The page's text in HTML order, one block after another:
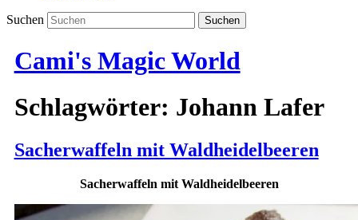
Suchen
Cami's Magic World
Schlagwörter: Johann Lafer
Sacherwaffeln mit Waldheidelbeeren
Sacherwaffeln mit Waldheidelbeeren